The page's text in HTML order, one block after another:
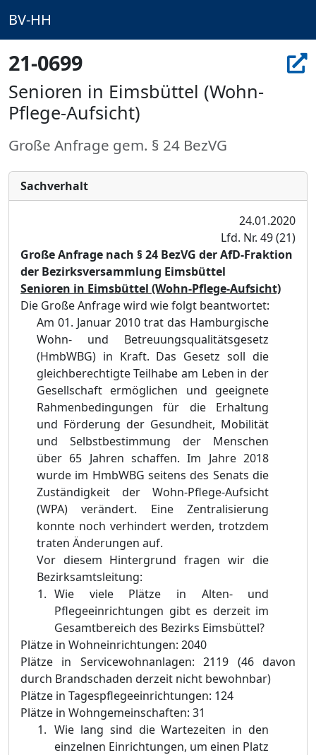
BV-HH
21-0699
Senioren in Eimsbüttel (Wohn-
Pflege-Aufsicht)
Große Anfrage gem. § 24 BezVG
Sachverhalt
24.01.2020
Lfd. Nr. 49 (21)
Große Anfrage nach § 24 BezVG der AfD-Fraktion
der Bezirksversammlung Eimsbüttel
Senioren in Eimsbüttel (Wohn-Pflege-Aufsicht)
Die Große Anfrage wird wie folgt beantwortet:
Am 01. Januar 2010 trat das Hamburgische
Wohn- und Betreuungsqualitätsgesetz
(HmbWBG) in Kraft. Das Gesetz soll die
gleichberechtigte Teilhabe am Leben in der
Gesellschaft ermöglichen und geeignete
Rahmenbedingungen für die Erhaltung
und Förderung der Gesundheit, Mobilität
und Selbstbestimmung der Menschen
über 65 Jahren schaffen. Im Jahre 2018
wurde im HmbWBG seitens des Senats die
Zuständigkeit der Wohn-Pflege-Aufsicht
(WPA) verändert. Eine Zentralisierung
konnte noch verhindert werden, trotzdem
traten Änderungen auf.
Vor diesem Hintergrund fragen wir die
Bezirksamtsleitung:
Wie viele Plätze in Alten- und
Pflegeeinrichtungen gibt es derzeit im
Gesamtbereich des Bezirks Eimsbüttel?
Plätze in Wohneinrichtungen: 2040
Plätze in Servicewohnanlagen: 2119 (46 davon
durch Brandschaden derzeit nicht bewohnbar)
Plätze in Tagespflegeeinrichtungen: 124
Plätze in Wohngemeinschaften: 31
Wie lang sind die Wartezeiten in den
einzelnen Einrichtungen, um einen Platz